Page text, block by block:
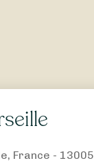
France - 13005